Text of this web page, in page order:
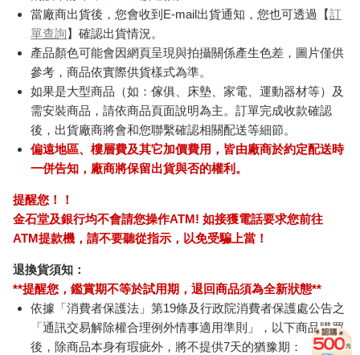
當廠商出貨後，您會收到E-mail出貨通知，您也可透過【訂
單查詢】確認出貨情況。
產品顏色可能會因網頁呈現與拍攝關係產生色差，圖片僅供
參考，商品依實際供貨樣式為準。
如果是大型商品（如：傢俱、床墊、家電、運動器材等）及
需安裝商品，請依商品頁面說明為主。訂單完成收款確認
後，出貨廠商將會和您聯繫確認相關配送等細節。
偏遠地區、樓層費及其它加價費用，皆由廠商於約定配送時
一併告知，廠商將保留出貨與否的權利。
提醒您！！
金石堂及銀行均不會請您操作ATM! 如接獲電話要求您前往
ATM提款機，請不要聽從指示，以免受騙上當！
退換貨須知：
**提醒您，鑑賞期不等於試用期，退回商品須為全新狀態**
依據「消費者保護法」第19條及行政院消費者保護處公告之
「通訊交易解除權合理例外情事適用準則」，以下商品購買
後，除商品本身有瑕疵外，將不提供7天的猶豫期：